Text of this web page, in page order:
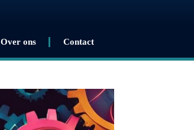
Over ons Contact